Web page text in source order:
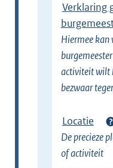
Verklaring
Hiermee kan
activiteit wilt
bezwaar
Locatie
De precieze
of activiteit